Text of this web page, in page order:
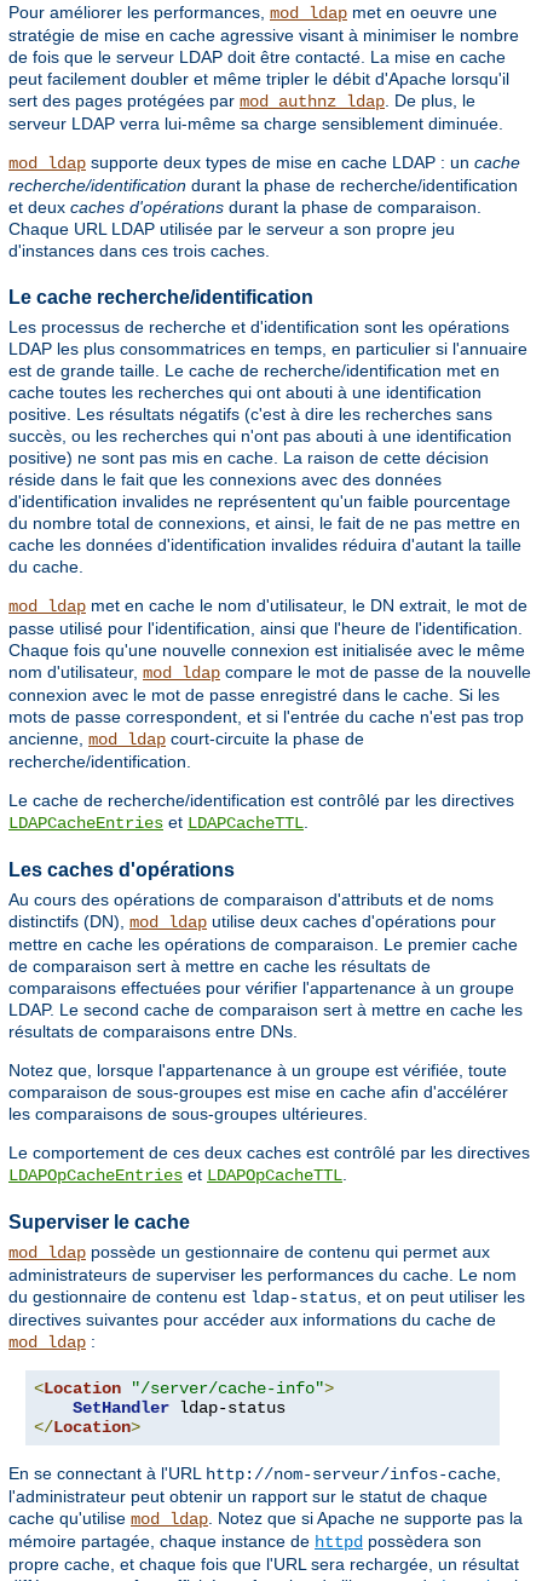
Pour améliorer les performances, mod_ldap met en oeuvre une
stratégie de mise en cache agressive visant à minimiser le nombre
de fois que le serveur LDAP doit être contacté. La mise en cache
peut facilement doubler et même tripler le débit d'Apache lorsqu'il
sert des pages protégées par mod_authnz_ldap . De plus, le
serveur LDAP verra lui-même sa charge sensiblement diminuée.
mod_ldap supporte deux types de mise en cache LDAP : un cache
recherche/identification durant la phase de recherche/identification
et deux caches d'opérations durant la phase de comparaison.
Chaque URL LDAP utilisée par le serveur a son propre jeu
d'instances dans ces trois caches.
Le cache recherche/identification
Les processus de recherche et d'identification sont les opérations
LDAP les plus consommatrices en temps, en particulier si l'annuaire
est de grande taille. Le cache de recherche/identification met en
cache toutes les recherches qui ont abouti à une identification
positive. Les résultats négatifs (c'est à dire les recherches sans
succès, ou les recherches qui n'ont pas abouti à une identification
positive) ne sont pas mis en cache. La raison de cette décision
réside dans le fait que les connexions avec des données
d'identification invalides ne représentent qu'un faible pourcentage
du nombre total de connexions, et ainsi, le fait de ne pas mettre en
cache les données d'identification invalides réduira d'autant la taille
du cache.
mod_ldap met en cache le nom d'utilisateur, le DN extrait, le mot de
passe utilisé pour l'identification, ainsi que l'heure de l'identification.
Chaque fois qu'une nouvelle connexion est initialisée avec le même
nom d'utilisateur, mod_ldap compare le mot de passe de la nouvelle
connexion avec le mot de passe enregistré dans le cache. Si les
mots de passe correspondent, et si l'entrée du cache n'est pas trop
ancienne, mod_ldap court-circuite la phase de
recherche/identification.
Le cache de recherche/identification est contrôlé par les directives
LDAPCacheEntries et LDAPCacheTTL
Les caches d'opérations
Au cours des opérations de comparaison d'attributs et de noms
distinctifs (DN), mod_ldap utilise deux caches d'opérations pour
mettre en cache les opérations de comparaison. Le premier cache
de comparaison sert à mettre en cache les résultats de
comparaisons effectuées pour vérifier l'appartenance à un groupe
LDAP. Le second cache de comparaison sert à mettre en cache les
résultats de comparaisons entre DNs.
Notez que, lorsque l'appartenance à un groupe est vérifiée, toute
comparaison de sous-groupes est mise en cache afin d'accélérer
les comparaisons de sous-groupes ultérieures.
Le comportement de ces deux caches est contrôlé par les directives
LDAPOpCacheEntries et LDAPOpCacheTTL
Superviser le cache
mod_ldap possède un gestionnaire de contenu qui permet aux
administrateurs de superviser les performances du cache. Le nom
du gestionnaire de contenu est ldap-status, et on peut utiliser les
directives suivantes pour accéder aux informations du cache de
mod_ldap :
<Location "/server/cache-info">
SetHandler
</Location>
En se connectant à l'URL http://nom-serveur/infos-cache,
l'administrateur peut obtenir un rapport sur le statut de chaque
cache qu'utilise mod_ldap. Notez que si Apache ne supporte pas la
mémoire partagée, chaque instance de httpd possèdera son
propre cache, et chaque fois que l'URL sera rechargée, un résultat